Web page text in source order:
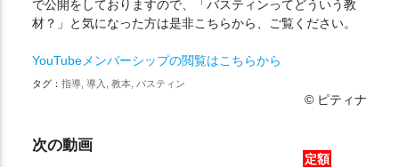
で公開をしておりますので、「バスティンってどういう教
材？」と気になった方は是非こちらから、ご覧ください。
YouTubeメンバーシップの閲覧はこちらから
タグ： 指導, 導入, 教本, バスティン
© ピティナ
次の動画
定額